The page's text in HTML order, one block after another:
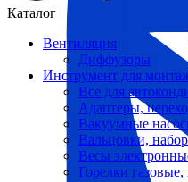
Каталог
Вентиляция
Диффузоры
Инструмент для
Все для
Адаптеры,
Вакуумные
Вальцовки,
Весы
Горелки газовые,